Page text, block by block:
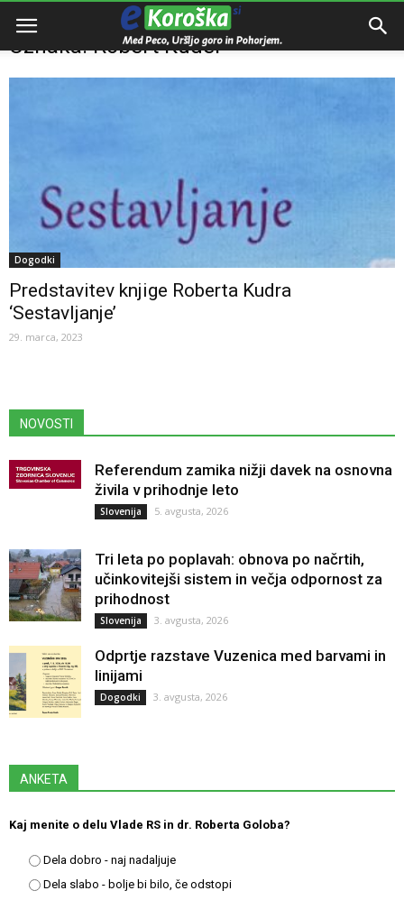
Domov Robert Kuder
Oznaka: Robert Kuder
Dogodki
Predstavitev knjige Roberta Kudra
‘Sestavljanje’
29. marca, 2023
NOVOSTI
Referendum zamika nižji davek na osnovna
živila v prihodnje leto
Slovenija 5. avgusta, 2026
Tri leta po poplavah: obnova po načrtih,
učinkovitejši sistem in večja odpornost za
prihodnost
Slovenija 3. avgusta, 2026
Odprtje razstave Vuzenica med barvami in
linijami
Dogodki 3. avgusta, 2026
ANKETA
Kaj menite o delu Vlade RS in dr. Roberta Goloba?
Dela dobro - naj nadaljuje
Dela slabo - bolje bi bilo, če odstopi